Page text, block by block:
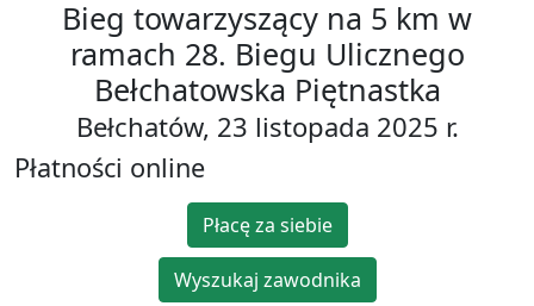
Bieg towarzyszący na 5 km w
ramach 28. Biegu Ulicznego
Bełchatowska Piętnastka
Bełchatów, 23 listopada 2025 r.
Płatności online